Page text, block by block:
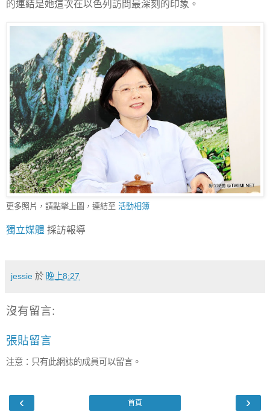
的連結是她這次在以色列訪問最深刻的印象。
更多照片，請點擊上圖，連結至 活動相簿
獨立媒體 採訪報導
jessie 於 晚上8:27
沒有留言:
張貼留言
注意：只有此網誌的成員可以留言。
‹ ›
首頁